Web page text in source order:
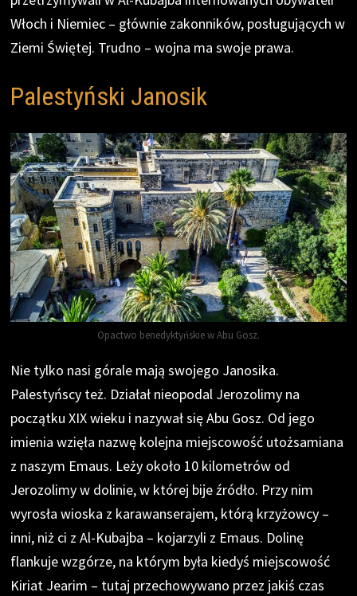
Włoch i Niemiec – głównie zakonników, posługujących w
Ziemi Świętej. Trudno – wojna ma swoje prawa.
Palestyński Janosik
Opactwo benedyktyńskie w Abu Gosz.
Nie tylko nasi górale mają swojego Janosika.
Palestyńscy też. Działał nieopodal Jerozolimy na
początku XIX wieku i nazywał się Abu Gosz. Od jego
imienia wzięła nazwę kolejna miejscowość utożsamiana
z naszym Emaus. Leży około 10 kilometrów od
Jerozolimy w dolinie, w której bije źródło. Przy nim
wyrosła wioska z karawanserajem, którą krzyżowcy –
inni, niż ci z Al-Kubajba – kojarzyli z Emaus. Dolinę
flankuje wzgórze, na którym była kiedyś miejscowość
Kiriat Jearim – tutaj przechowywano przez jakiś czas